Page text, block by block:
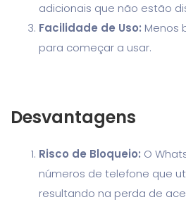
adicionais que não estão
Facilidade de Uso: Menos
para começar a usar.
Desvantagens
Risco de Bloqueio: O
números de telefone que
resultando na perda de